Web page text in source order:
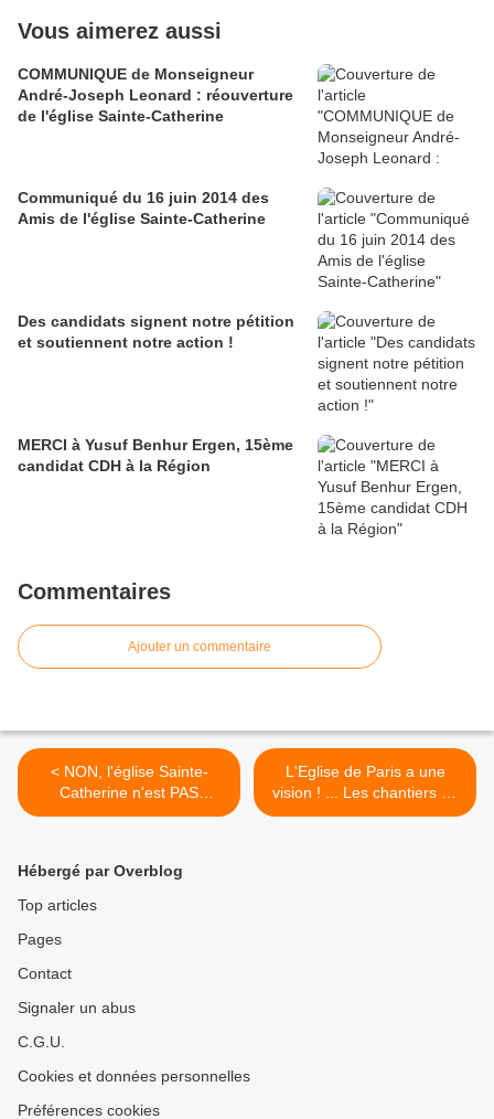
Vous aimerez aussi
COMMUNIQUE de Monseigneur
André-Joseph Leonard : réouverture
de l'église Sainte-Catherine
Communiqué du 16 juin 2014 des
Amis de l'église Sainte-Catherine
Des candidats signent notre pétition
et soutiennent notre action !
MERCI à Yusuf Benhur Ergen, 15ème
candidat CDH à la Région
Commentaires
Ajouter un commentaire
< NON, l'église Sainte-
Catherine n'est PAS
désacralisée !
L'Eglise de Paris a une
vision ! ... Les chantiers du
Cardinal ! >
Hébergé par Overblog
Top articles
Pages
Contact
Signaler un abus
C.G.U.
Cookies et données personnelles
Préférences cookies